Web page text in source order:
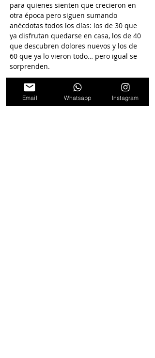
para quienes sienten que crecieron en
otra época pero siguen sumando
anécdotas todos los días: los de 30 que
ya disfrutan quedarse en casa, los de 40
que descubren dolores nuevos y los de
60 que ya lo vieron todo… pero igual se
sorprenden.
Un espectáculo rápido, divertido y lleno
de identificación.
Email Whatsapp Instagram